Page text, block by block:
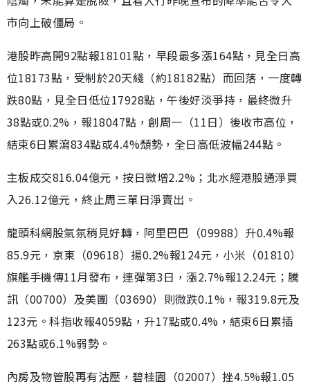
市向上破僵局。
港股昨高開92點報18101點，早段最多漲164點，見全日高
位18173點，受制於20天綫（約18182點）而回落，一度轉
跌80點，見全日低位17928點，午後好淡爭持，最終微升
38點或0.2%，報18047點，創周一（11日）後收市高位，
結束6日累瀉834點或4.4%頹勢，全日高低波幅244點。
主板成交816.04億元，按日微增2.2%；北水經港股通淨買
入26.12億元，終止周三單日淨賣出。
龍頭科網股氣氛稍見好轉，阿里巴巴（09988）升0.4%報
85.9元，京東（09618）揚0.2%報124元，小米（01810）
旗艦手機傳11月發布，連彈第3日，漲2.7%報12.24元；騰
訊（00700）及美團（03690）則微跌0.1%，報319.8元及
123元。科指收報4059點，升17點或0.4%，結束6日累插
263點或6.1%弱勢。
內房及物管股再有沽壓，碧桂園（02007）挫4.5%報1.05